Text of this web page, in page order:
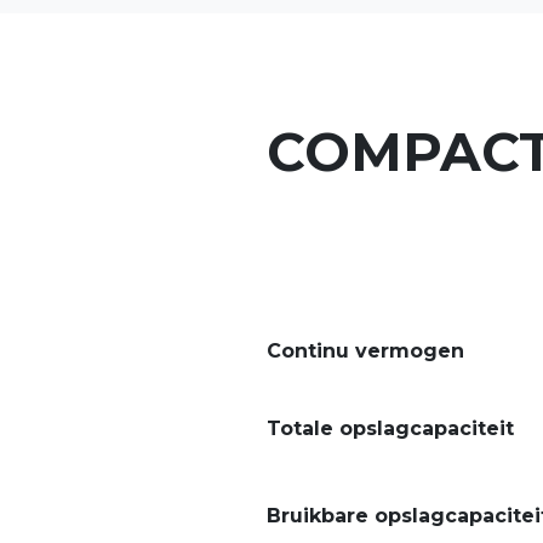
Continu vermogen
Totale opslagcapaciteit
Bruikbare